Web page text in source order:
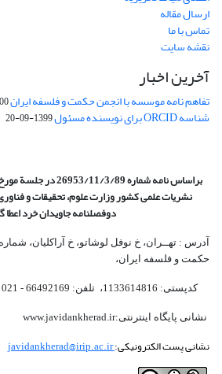
ارسال مقاله
تماس با ما
نقشه سایت
آخرین اخبار
تفاهم نامه موسسه با انجمن حکمت و فلسفه ایران21
شناسه ORCID برای نویسنده مسئول 1399-09-20
براساس نامه شماره 26953/11/3/89 در جلسة مورخ 31/6/89 کمیسیون
نشریات علمی کشور وزارت علوم، تحقیقات و
دوفصلنامه جاویدان خرد اعطا
حکمت و فلسفه ایران،‌
کدپستی: 1133614816، تلفن: 66492169 - 021 نمابر: 66962700 - 021
نشانی پایگاه اینترنتی:www.javidankherad.ir
نشانی پست الکترونیکی:javidankherad@irip.ac.ir